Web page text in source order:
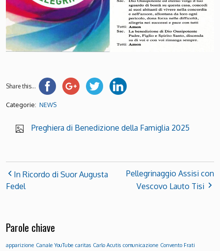
Share this...
Categorie: NEWS
Preghiera di Benedizione della Famiglia 2025
In Ricordo di Suor Augusta
Fedel
Pellegrinaggio Assisi con
Vescovo Lauto Tisi
Parole chiave
apparizione Canale YouTube caritas Carlo Acutis comunicazione Convento Frati